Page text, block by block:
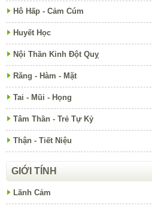
Hô Hấp - Cảm Cúm
Huyết Học
Nội Thần Kinh Đột Quỵ
Răng - Hàm - Mặt
Tai - Mũi - Họng
Tâm Thần - Trẻ Tự Kỷ
Thận - Tiết Niệu
GIỚI TÍNH
Lãnh Cảm